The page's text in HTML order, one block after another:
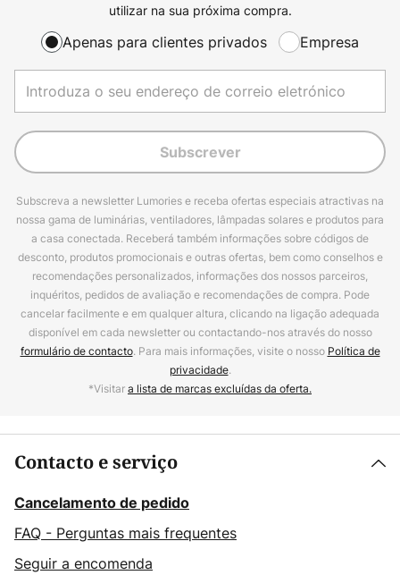
utilizar na sua próxima compra.
Apenas para clientes privados Empresa
Subscrever
Subscreva a newsletter Lumories e receba ofertas especiais atractivas na
nossa gama de luminárias, ventiladores, lâmpadas solares e produtos para
a casa conectada. Receberá também informações sobre códigos de
desconto, produtos promocionais e outras ofertas, bem como conselhos e
recomendações personalizados, informações dos nossos parceiros,
inquéritos, pedidos de avaliação e recomendações de compra. Pode
cancelar facilmente e em qualquer altura, clicando na ligação adequada
disponível em cada newsletter ou contactando-nos através do nosso
formulário de contacto. Para mais informações, visite o nosso Política de
privacidade.
*Visitara lista de marcas excluídas da oferta.
Contacto e serviço
Cancelamento de pedido
FAQ - Perguntas mais frequentes
Seguir a encomenda